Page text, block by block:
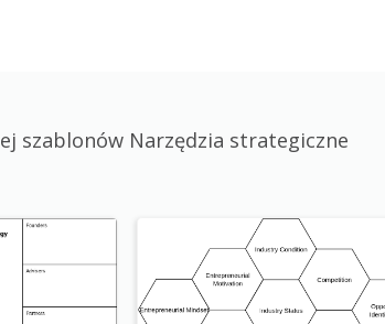
szablonów Narzędzia strategiczne